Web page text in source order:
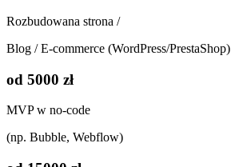
Rozbudowana strona /
Blog / E-commerce (WordPress/PrestaShop)
od 5000 zł
MVP w no-code
(np. Bubble, Webflow)